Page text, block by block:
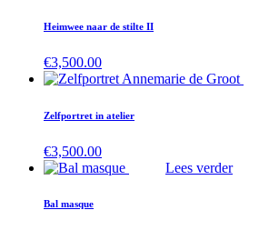
Heimwee naar de stilte II
€3,500.00
Zelfportret in atelier
€3,500.00
Lees verder
Bal masque